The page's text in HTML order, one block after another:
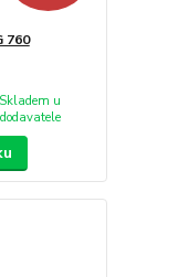
760
Skladem u
dodavatele